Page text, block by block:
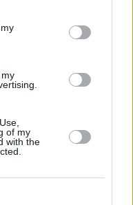
of my
with the
paljon Punta
Maaliskuussa